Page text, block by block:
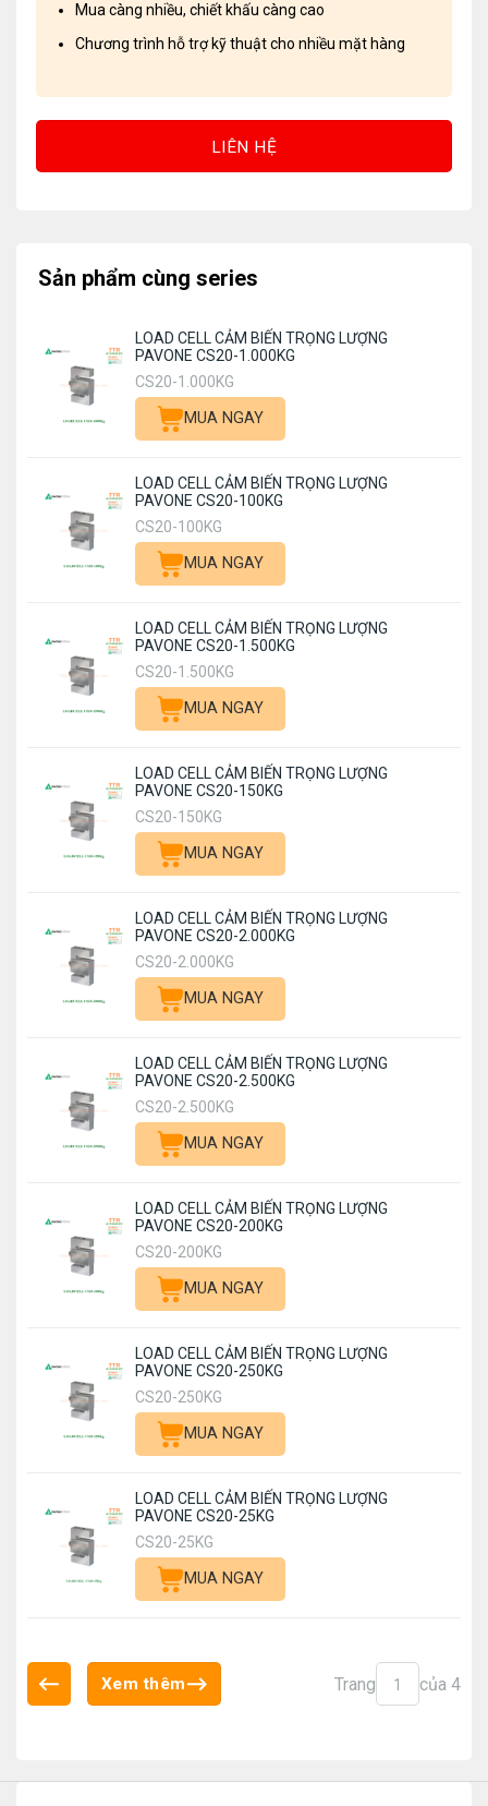
Mua càng nhiều, chiết khấu càng cao
Chương trình hỗ trợ kỹ thuật cho nhiều mặt hàng
LIÊN HỆ
Sản phẩm cùng series
LOAD CELL CẢM BIẾN TRỌNG LƯỢNG
PAVONE CS20-1.000KG
CS20-1.000KG
MUA NGAY
LOAD CELL CẢM BIẾN TRỌNG LƯỢNG
PAVONE CS20-100KG
CS20-100KG
MUA NGAY
LOAD CELL CẢM BIẾN TRỌNG LƯỢNG
PAVONE CS20-1.500KG
CS20-1.500KG
MUA NGAY
LOAD CELL CẢM BIẾN TRỌNG LƯỢNG
PAVONE CS20-150KG
CS20-150KG
MUA NGAY
LOAD CELL CẢM BIẾN TRỌNG LƯỢNG
PAVONE CS20-2.000KG
CS20-2.000KG
MUA NGAY
LOAD CELL CẢM BIẾN TRỌNG LƯỢNG
PAVONE CS20-2.500KG
CS20-2.500KG
MUA NGAY
LOAD CELL CẢM BIẾN TRỌNG LƯỢNG
PAVONE CS20-200KG
CS20-200KG
MUA NGAY
LOAD CELL CẢM BIẾN TRỌNG LƯỢNG
PAVONE CS20-250KG
CS20-250KG
MUA NGAY
LOAD CELL CẢM BIẾN TRỌNG LƯỢNG
PAVONE CS20-25KG
CS20-25KG
MUA NGAY
Xem thêm Trang 1 của 4